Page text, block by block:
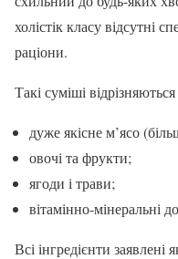
холістік класу відсутні
раціони.
Такі суміші
дуже якісне м’ясо
овочі та фрукти;
ягоди і трави;
вітамінно-мінеральні
Всі інгредієнти заявлені